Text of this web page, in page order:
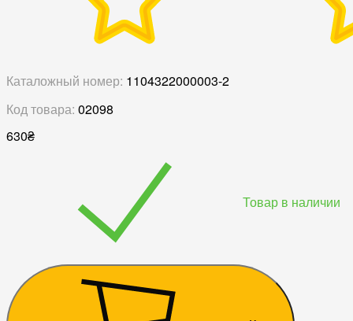
Каталожный номер: 1104322000003-2
Код товара: 02098
630₴
Товар в наличии